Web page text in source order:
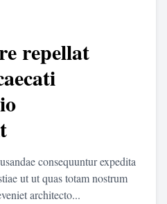
repellat
consequuntur expedita
ut ut quas totam nostrum
architecto...